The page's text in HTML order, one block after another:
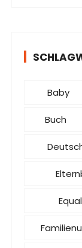
Baby
Buch